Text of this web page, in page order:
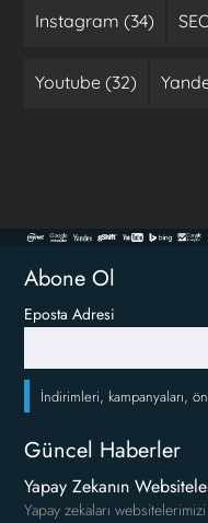
Instagram (34)
Youtube (32)
Abone Ol
Eposta Adresi
İndirimleri, kampanyaları,
Güncel Haberler
Yapay Zekanın
Yapay zekaları